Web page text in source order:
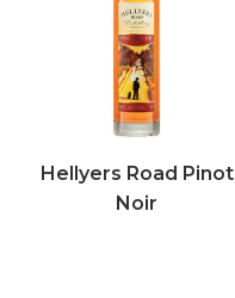
Hellyers Road Pinot
Noir